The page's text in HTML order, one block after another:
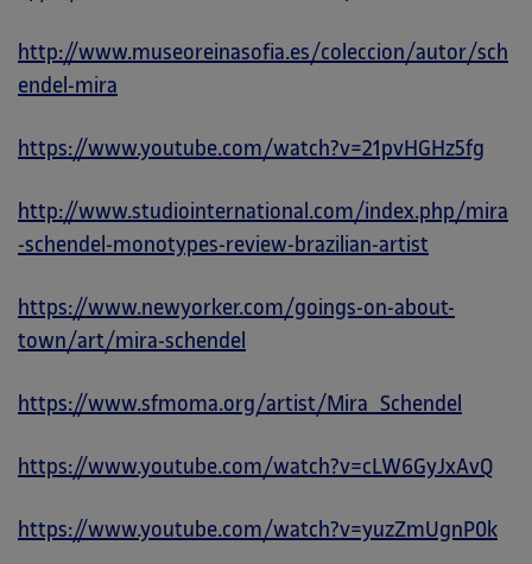
http://www.museoreinasofia.es/coleccion/autor/sch
endel-mira
https://www.youtube.com/watch?v=21pvHGHz5fg
http://www.studiointernational.com/index.php/mira
-schendel-monotypes-review-brazilian-artist
https://www.newyorker.com/goings-on-about-
town/art/mira-schendel
https://www.sfmoma.org/artist/Mira_Schendel
https://www.youtube.com/watch?v=cLW6GyJxAvQ
https://www.youtube.com/watch?v=yuzZmUgnP0k